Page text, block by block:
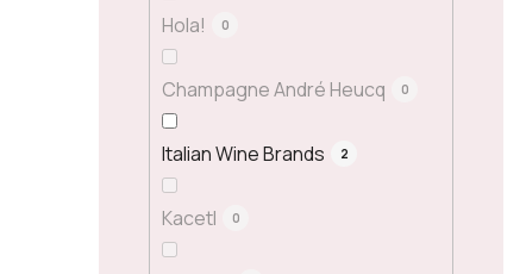
Hola! 0
Champagne André Heucq 0
Italian Wine Brands 2
Kacetl 0